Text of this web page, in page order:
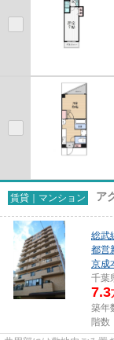
賃貸｜マンション ア
総武
都営
京成
千葉
7.3
築年
階数